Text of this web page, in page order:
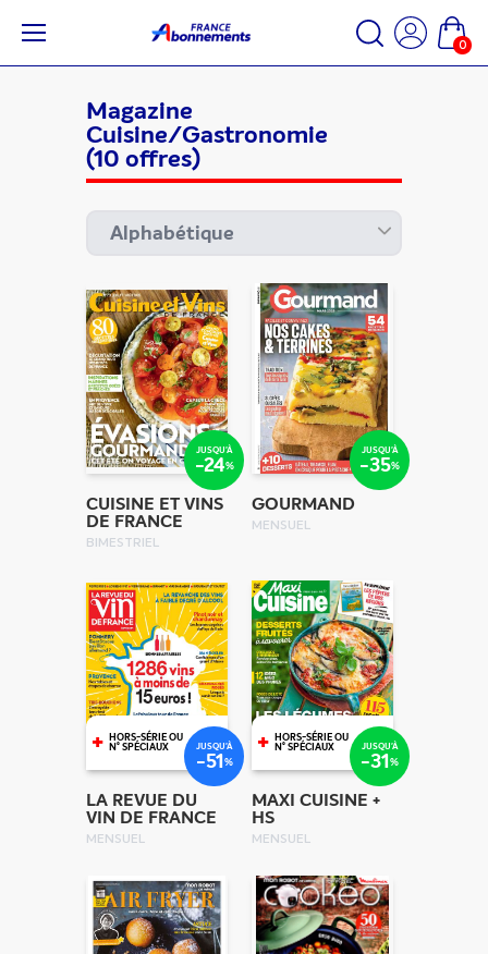
0
Magazine
Cuisine/Gastronomie
(10 offres)
JUSQU'À
-24%
CUISINE ET VINS
DE FRANCE
BIMESTRIEL
JUSQU'À
-35%
GOURMAND
MENSUEL
+ HORS-SÉRIE OU
N° SPÉCIAUX JUSQU'À
-51%
LA REVUE DU
VIN DE FRANCE
MENSUEL
+ HORS-SÉRIE OU
N° SPÉCIAUX JUSQU'À
-31%
MAXI CUISINE +
HS
MENSUEL